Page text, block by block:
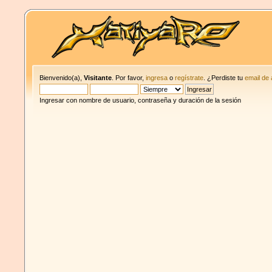
Bienvenido(a),Visitante . Por favor,ingresa oregístrate . ¿Perdiste tuemail de
Ingresar con nombre de usuario, contraseña y duración de la sesión